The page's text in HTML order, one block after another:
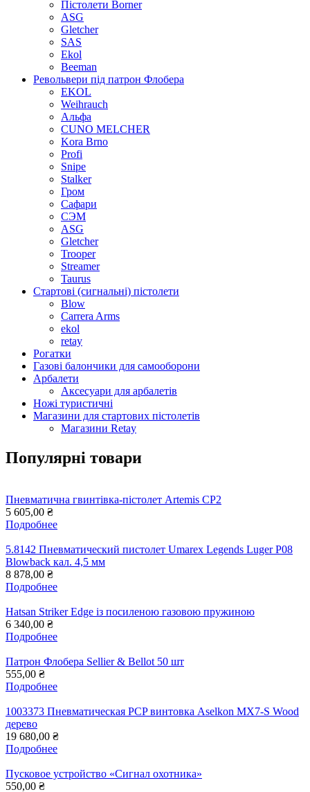
Пістолети Borner
ASG
Gletcher
SAS
Ekol
Beeman
Револьвери під патрон Флобера
EKOL
Weihrauch
Альфа
CUNO MELCHER
Kora Brno
Profi
Snipe
Stalker
Гром
Сафари
СЭМ
ASG
Gletcher
Trooper
Streamer
Taurus
Стартові (сигнальні) пістолети
Blow
Carrera Arms
ekol
retay
Рогатки
Газові балончики для самооборони
Арбалети
Аксесуари для арбалетів
Ножі туристичні
Магазини для стартових пістолетів
Магазини Retay
Популярні товари
Пневматична гвинтівка-пістолет Artemis CP2
5 605,00 ₴
Подробнее
5.8142 Пневматический пистолет Umarex Legends Luger P08
Blowback кал. 4,5 мм
8 878,00 ₴
Подробнее
Hatsan Striker Edge із посиленою газовою пружиною
6 340,00 ₴
Подробнее
Патрон Флобера Sellier & Bellot 50 шт
555,00 ₴
Подробнее
1003373 Пневматическая PCP винтовка Aselkon MX7-S Wood
дерево
19 680,00 ₴
Подробнее
Пусковое устройство «Сигнал охотника»
550,00 ₴